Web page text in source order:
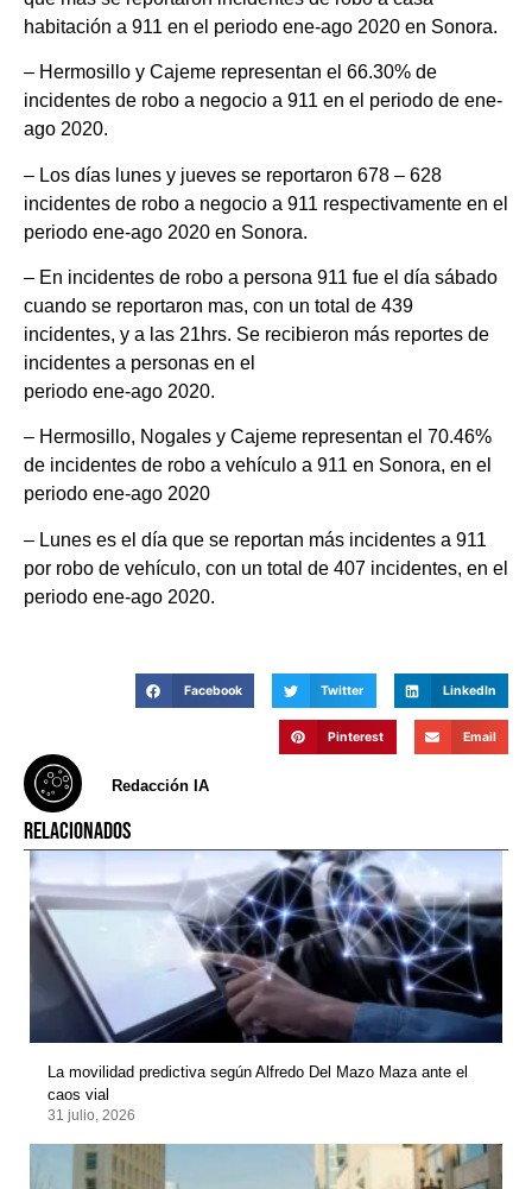
habitación a 911 en el periodo ene-ago 2020 en Sonora.
– Hermosillo y Cajeme representan el 66.30% de
incidentes de robo a negocio a 911 en el periodo de ene-
ago 2020.
– Los días lunes y jueves se reportaron 678 – 628
incidentes de robo a negocio a 911 respectivamente en el
periodo ene-ago 2020 en Sonora.
– En incidentes de robo a persona 911 fue el día sábado
cuando se reportaron mas, con un total de 439
incidentes, y a las 21hrs. Se recibieron más reportes de
incidentes a personas en el
periodo ene-ago 2020.
– Hermosillo, Nogales y Cajeme representan el 70.46%
de incidentes de robo a vehículo a 911 en Sonora, en el
periodo ene-ago 2020
– Lunes es el día que se reportan más incidentes a 911
por robo de vehículo, con un total de 407 incidentes, en el
periodo ene-ago 2020.
Facebook Twitter LinkedIn
Pinterest Email
Redacción IA
RELACIONADOS
La movilidad predictiva según Alfredo Del Mazo Maza ante el
caos vial
31 julio, 2026